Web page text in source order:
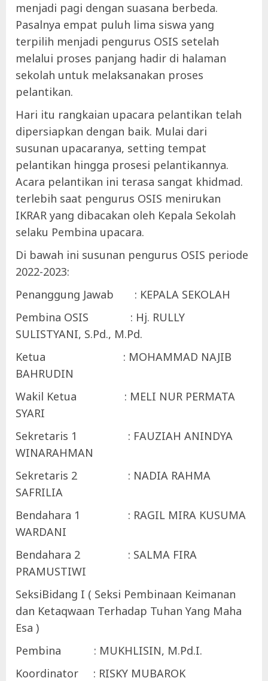
menjadi pagi dengan suasana berbeda.
Pasalnya empat puluh lima siswa yang
terpilih menjadi pengurus OSIS setelah
melalui proses panjang hadir di halaman
sekolah untuk melaksanakan proses
pelantikan.
Hari itu rangkaian upacara pelantikan telah
dipersiapkan dengan baik. Mulai dari
susunan upacaranya, setting tempat
pelantikan hingga prosesi pelantikannya.
Acara pelantikan ini terasa sangat khidmad.
terlebih saat pengurus OSIS menirukan
IKRAR yang dibacakan oleh Kepala Sekolah
selaku Pembina upacara.
Di bawah ini susunan pengurus OSIS periode
2022-2023:
Penanggung Jawab : KEPALA SEKOLAH
Pembina OSIS : Hj. RULLY
SULISTYANI, S.Pd., M.Pd.
Ketua : MOHAMMAD NAJIB
BAHRUDIN
Wakil Ketua : MELI NUR PERMATA
SYARI
Sekretaris 1 : FAUZIAH ANINDYA
WINARAHMAN
Sekretaris 2 : NADIA RAHMA
SAFRILIA
Bendahara 1 : RAGIL MIRA KUSUMA
WARDANI
Bendahara 2 : SALMA FIRA
PRAMUSTIWI
SeksiBidang I ( Seksi Pembinaan Keimanan
dan Ketaqwaan Terhadap Tuhan Yang Maha
Esa )
Pembina : MUKHLISIN, M.Pd.I.
Koordinator : RISKY MUBAROK